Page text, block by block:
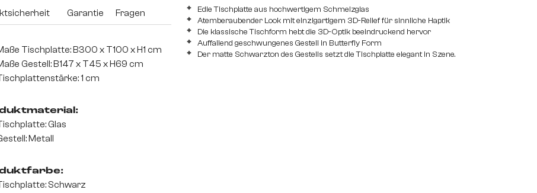
Edle Tischplatte aus hochwertigem Schmelzglas
Atemberaubender Look mit einzigartigem 3D-Relief für sinnliche Haptik
Die klassische Tischform hebt die 3D-Optik beeindruckend hervor
Auffallend geschwungenes Gestell in Butterfly Form
Der matte Schwarzton des Gestells setzt die Tischplatte elegant in Szene.
Garantie Fragen
Tischplatte: B300 x T100 x H1 cm
Gestell: B147 x T45 x H69 cm
1 cm
Glas
Metall
Schwarz